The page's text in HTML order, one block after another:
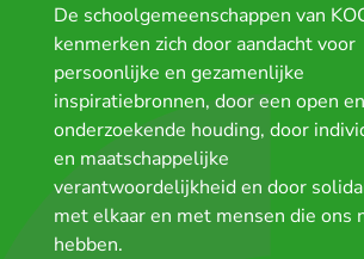
De schoolgemeenschappen van
kenmerken zich door aandacht voor
persoonlijke en gezamenlijke
inspiratiebronnen, door een open en
onderzoekende houding, door
en maatschappelijke
verantwoordelijkheid en door
met elkaar en met mensen die ons
hebben.